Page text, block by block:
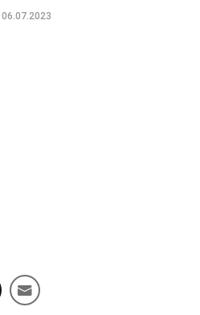
06.07.2023